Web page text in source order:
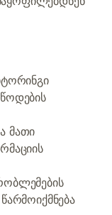
მათი